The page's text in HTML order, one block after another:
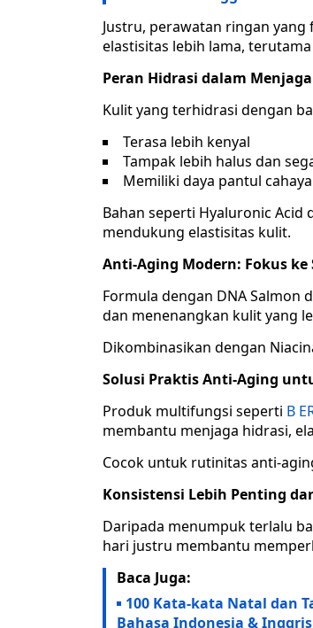
Justru, perawatan ringan
elastisitas lebih lama,
Peran Hidrasi dalam
Kulit yang terhidrasi dengan
Terasa lebih kenyal
Tampak lebih halus dan
Memiliki daya pantul
Bahan seperti Hyaluronic Acid
mendukung elastisitas kulit.
Anti-Aging Modern: Fokus
Formula dengan DNA Salmon
dan menenangkan kulit yang
Dikombinasikan dengan
Solusi Praktis Anti-Aging
Produk multifungsi seperti B
membantu menjaga hidrasi,
Cocok untuk rutinitas anti-
Konsistensi Lebih Penting
Daripada menumpuk terlalu
hari justru membantu
Baca Juga:
100 Kata-kata Natal dan
Bahasa Indonesia & Inggris